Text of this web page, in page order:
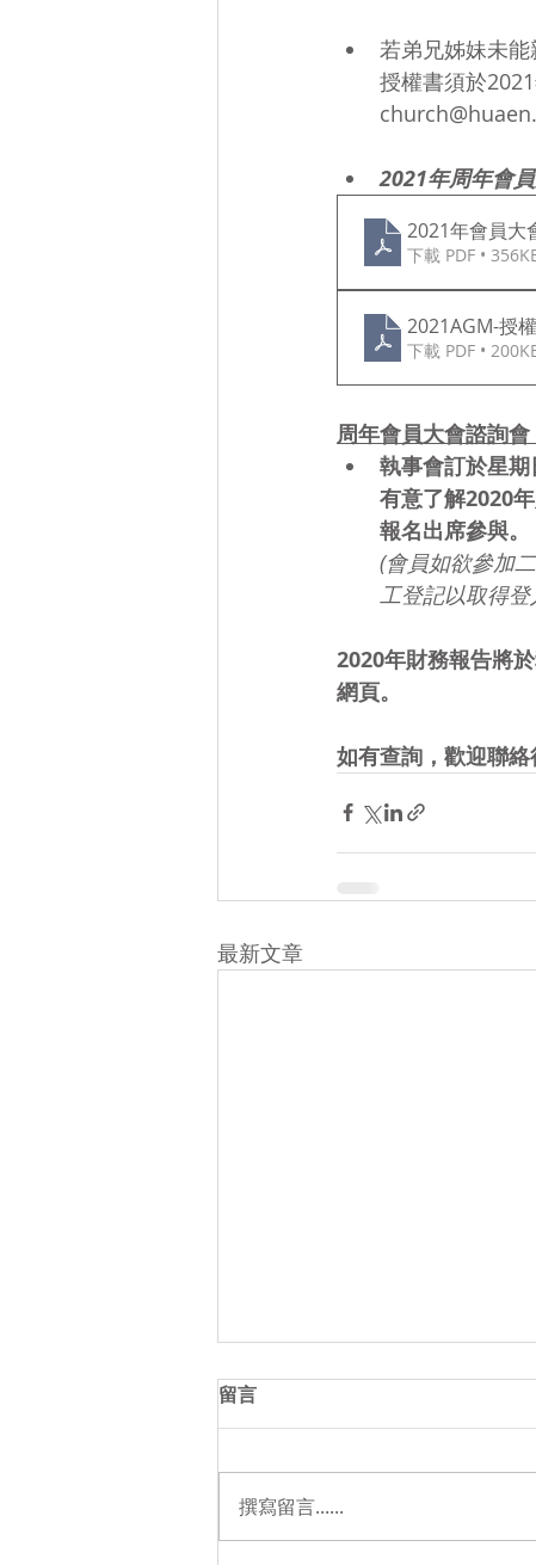
若弟兄姊妹未
授權書須於
2021年周年會
2021年會員大
下載 PDF •
2021AGM-授
下載 PDF •
周年會員大會諮詢
執事會訂於星
有意了解2020
報名出席參與。
(會員如欲參加
工登記以取得
2020年財務報告將
網頁。
如有查詢，歡迎聯絡
最新文章
留言
撰寫留言......